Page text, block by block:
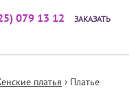
079 13 12
ЗАКАЗАТЬ
платья › Платье